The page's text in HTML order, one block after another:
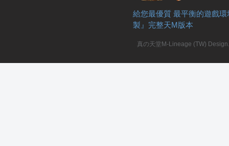
給您最優質 最平衡的遊戲
製』完整天M版本
真の天堂M-Lineage (TW)